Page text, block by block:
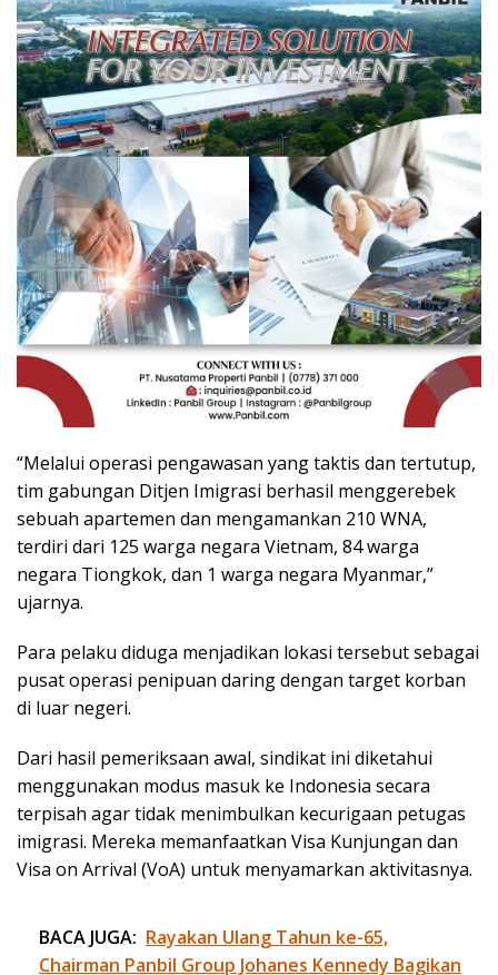
“Melalui operasi pengawasan yang taktis dan tertutup,
tim gabungan Ditjen Imigrasi berhasil menggerebek
sebuah apartemen dan mengamankan 210 WNA,
terdiri dari 125 warga negara Vietnam, 84 warga
negara Tiongkok, dan 1 warga negara Myanmar,”
ujarnya.
Para pelaku diduga menjadikan lokasi tersebut sebagai
pusat operasi penipuan daring dengan target korban
di luar negeri.
Dari hasil pemeriksaan awal, sindikat ini diketahui
menggunakan modus masuk ke Indonesia secara
terpisah agar tidak menimbulkan kecurigaan petugas
imigrasi. Mereka memanfaatkan Visa Kunjungan dan
Visa on Arrival (VoA) untuk menyamarkan aktivitasnya.
BACA JUGA: Rayakan Ulang Tahun ke-65,
Chairman Panbil Group Johanes Kennedy Bagikan